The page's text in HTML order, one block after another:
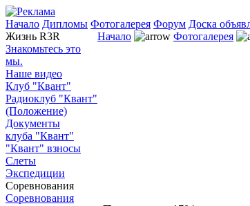
Начало Дипломы Фотогалерея Форум Доска
Жизнь R3R
Знакомьтесь это
мы.
Наше видео
Клуб "Квант"
Радиоклуб "Квант"
(Положение)
Документы
клуба "Квант"
"Квант" взносы
Слеты
Экспедиции
Соревнования
Соревнования
Начало Фотогалерея